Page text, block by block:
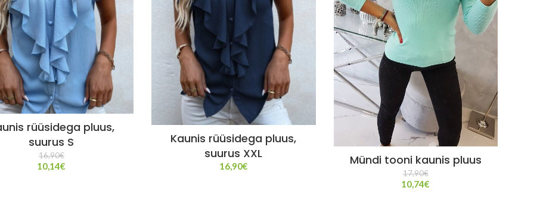
rüüsidega pluus,
suurus S
16,90€
10,14€
Kaunis rüüsidega pluus,
suurus XXL
16,90€ Mündi tooni kaunis pluus
17,90€
10,74€